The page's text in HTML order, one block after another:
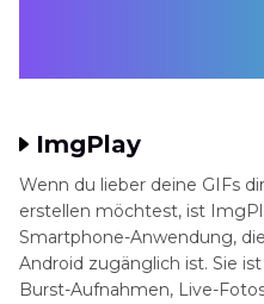
ImgPlay
Wenn du lieber deine GIFs
erstellen möchtest, ist
Smartphone-Anwendung,
Android zugänglich ist. Sie
Burst-Aufnahmen, Live-